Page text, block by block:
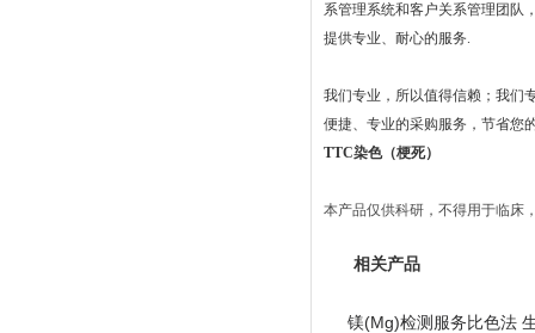
系管理系统和客户关系管理团队
提供专业、耐心的服务.
我们专业，所以值得信赖；我们
便捷、专业的采购服务，节省您
TTC染色（梗死）
本产品仅供科研，不得用于临床
相关产品
镁(Mg)检测服务比色法